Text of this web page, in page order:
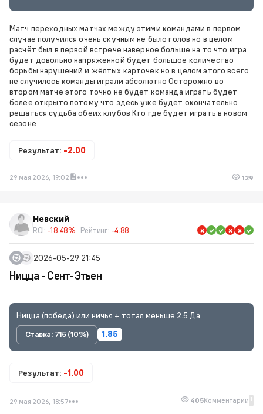
Матч переходных матчах между этими командами в первом
случае получился очень скучным не было голов но в целом
расчёт был в первой встрече наверное больше на то что игра
будет довольно напряженной будет большое количество
борьбы нарушений и жёлтых карточек но в целом этого всего
не случилось команды играли абсолютно Осторожно во
втором матче этого точно не будет команда играть будет
более открыто потому что здесь уже будет окончательно
решаться судьба обеих клубов Кто где будет играть в новом
сезоне
Результат: -2.00
29 мая 2026, 19:02 129
Невский
ROI: -18.48% Рейтинг: -4.88
2026-05-29 21:45
Ницца - Сент-Этьен
Ницца (победа) или ничья + тотал меньше 2.5 Да
Ставка: 715 (10%)
1.85
Результат: -1.00
29 мая 2026, 18:57 405Комментарии 1